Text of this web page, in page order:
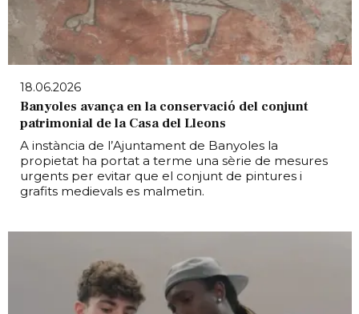
18.06.2026
Banyoles avança en la conservació del conjunt
patrimonial de la Casa del Lleons
A instància de l’Ajuntament de Banyoles la
propietat ha portat a terme una sèrie de mesures
urgents per evitar que el conjunt de pintures i
grafits medievals es malmetin.